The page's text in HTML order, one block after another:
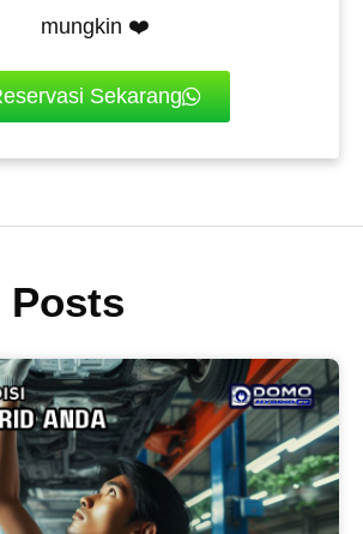
mungkin ❤️
Sekarang
Posts